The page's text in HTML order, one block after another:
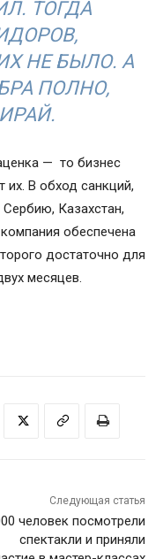
ТОГДА
НЕ БЫЛО. А
ПОЛНО,
— то бизнес
их. В обход санкций,
Сербию, Казахстан,
обеспечена
достаточно для
месяцев.
Следующая статья
человек посмотрели
спектакли и приняли